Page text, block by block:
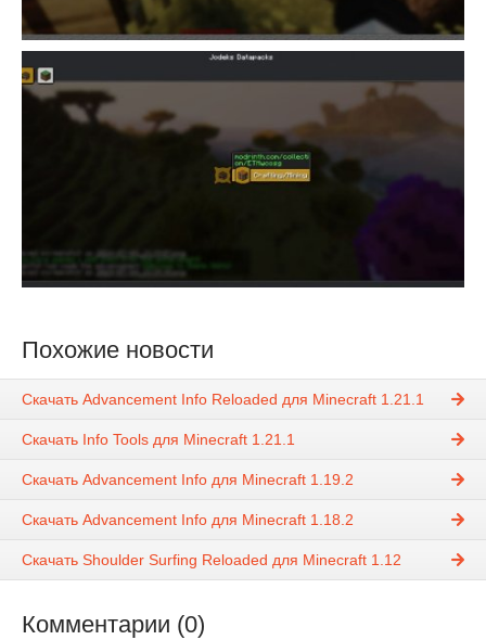
Похожие новости
Скачать Advancement Info Reloaded для Minecraft 1.21.1
Скачать Info Tools для Minecraft 1.21.1
Скачать Advancement Info для Minecraft 1.19.2
Скачать Advancement Info для Minecraft 1.18.2
Скачать Shoulder Surfing Reloaded для Minecraft 1.12
Комментарии (0)